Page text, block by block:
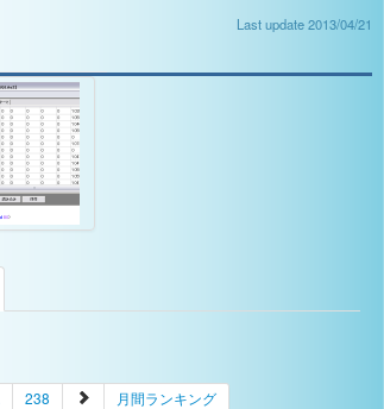
Last update 2013/04/21
238 月間ランキング